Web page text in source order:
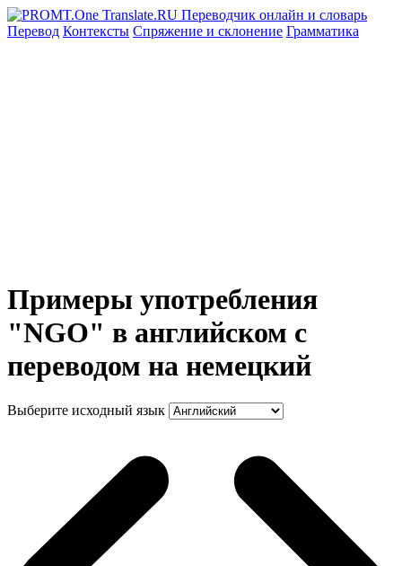
Перевод Контексты Спряжение и склонение Грамматика
Примеры употребления
"NGO" в английском с
переводом на немецкий
Выберите исходный язык